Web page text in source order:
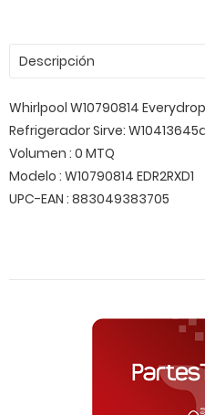
Descripción
Whirlpool W10790814 Everydrop
Refrigerador Sirve:
Volumen : 0 MTQ
Modelo : W10790814 EDR2RXD1
UPC-EAN : 883049383705